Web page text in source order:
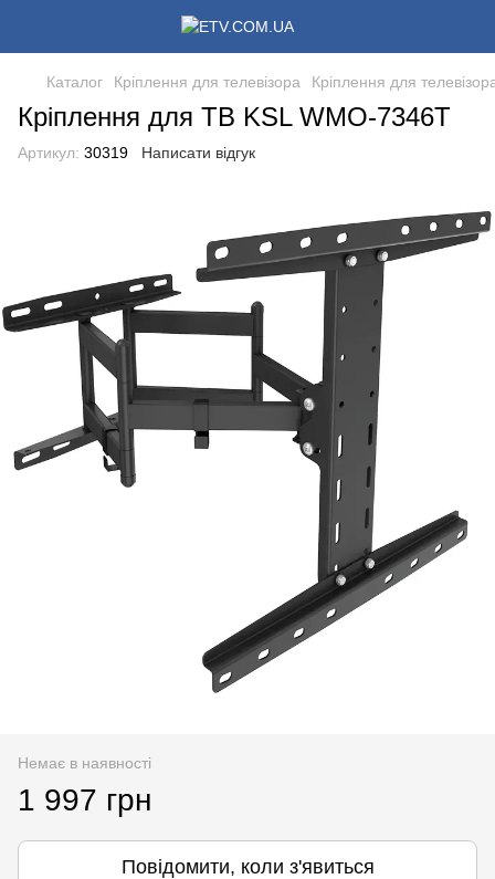
Каталог Кріплення для телевізора Кріплення для
Кріплення для ТВ KSL WMO-7346T
Артикул: 30319 Написати відгук
Немає в наявності
1 997 грн
Повідомити, коли з'явиться